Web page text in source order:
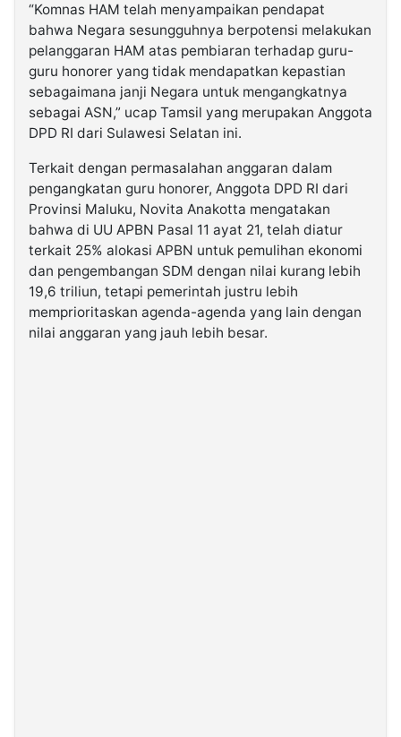
“Komnas HAM telah menyampaikan pendapat
bahwa Negara sesungguhnya berpotensi melakukan
pelanggaran HAM atas pembiaran terhadap guru-
guru honorer yang tidak mendapatkan kepastian
sebagaimana janji Negara untuk mengangkatnya
sebagai ASN,” ucap Tamsil yang merupakan Anggota
DPD RI dari Sulawesi Selatan ini.
Terkait dengan permasalahan anggaran dalam
pengangkatan guru honorer, Anggota DPD RI dari
Provinsi Maluku, Novita Anakotta mengatakan
bahwa di UU APBN Pasal 11 ayat 21, telah diatur
terkait 25% alokasi APBN untuk pemulihan ekonomi
dan pengembangan SDM dengan nilai kurang lebih
19,6 triliun, tetapi pemerintah justru lebih
memprioritaskan agenda-agenda yang lain dengan
nilai anggaran yang jauh lebih besar.